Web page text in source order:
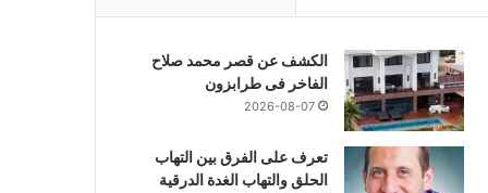
الكشف عن قصر محمد صلاح
الفاخر فى طرابزون
2026-08-07
تعرف على الفرق بين التهاب
الحلق والتهاب الغدة الدرقية